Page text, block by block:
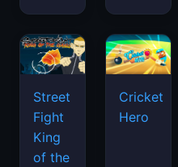
Street
Fight
King
of the
Cricket
Hero